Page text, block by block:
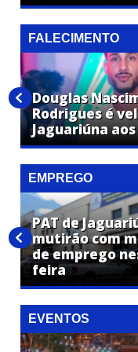
FALECIMENTO
Douglas
Rodrigues é
Jaguariúna aos
EMPREGO
PAT de
mutirão com
de emprego
feira
EVENTOS